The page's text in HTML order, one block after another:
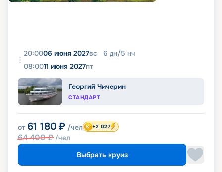
20:0006 июня 2027вс 6 дн/5 нч
08:0011 июня 2027пт
Георгий Чичерин
СТАНДАРТ
от 61 180 ₽ /чел
64 400₽ /чел
+2 027
Выбрать круиз